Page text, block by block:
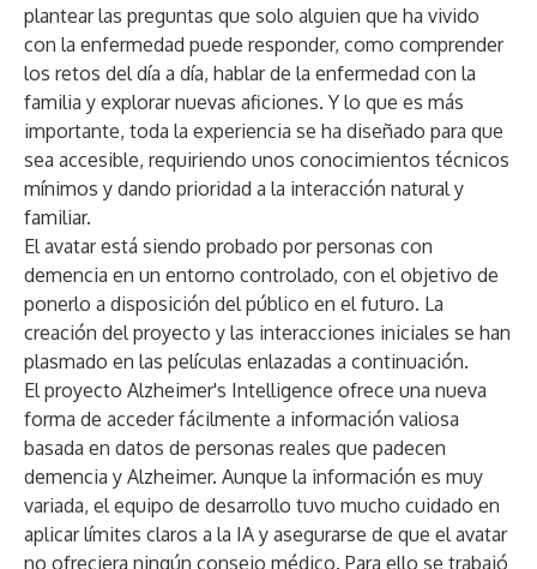
plantear las preguntas que solo alguien que ha vivido
con la enfermedad puede responder, como comprender
los retos del día a día, hablar de la enfermedad con la
familia y explorar nuevas aficiones. Y lo que es más
importante, toda la experiencia se ha diseñado para que
sea accesible, requiriendo unos conocimientos técnicos
mínimos y dando prioridad a la interacción natural y
familiar.
El avatar está siendo probado por personas con
demencia en un entorno controlado, con el objetivo de
ponerlo a disposición del público en el futuro. La
creación del proyecto y las interacciones iniciales se han
plasmado en las películas enlazadas a continuación.
El proyecto Alzheimer's Intelligence ofrece una nueva
forma de acceder fácilmente a información valiosa
basada en datos de personas reales que padecen
demencia y Alzheimer. Aunque la información es muy
variada, el equipo de desarrollo tuvo mucho cuidado en
aplicar límites claros a la IA y asegurarse de que el avatar
no ofreciera ningún consejo médico. Para ello se trabajó